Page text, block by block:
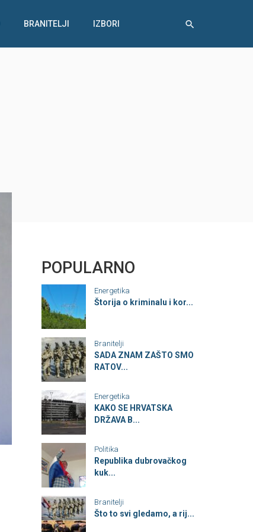
BRANITELJI IZBORI
POPULARNO
Energetika
Štorija o kriminalu i kor...
Branitelji
SADA ZNAM ZAŠTO SMO
RATOV...
Energetika
KAKO SE HRVATSKA
DRŽAVA B...
Politika
Republika dubrovačkog
kuk...
Branitelji
Što to svi gledamo, a rij...